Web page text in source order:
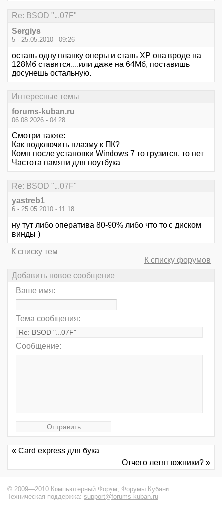
Re: BSOD "...07F"
Sergiys
5 - 25.05.2010 - 09:26
оставь одну планку оперы и ставь ХР она вроде на
128Мб ставится....или даже на 64Мб, поставишь
досунешь остальную.
Интересные темы
forums-kuban.ru
06.08.2026 - 04:28
Смотри также:
Как подключить плазму к ПК?
Комп после установки Windows 7 то грузится, то нет
Частота памяти для ноутбука
Re: BSOD "...07F"
yastreb1
6 - 25.05.2010 - 11:18
ну тут либо оператива 80-90% либо что то с диском
винды )
К списку тем
К списку форумов
Добавить новое сообщение
Ваше имя:
Тема сообщения:
Сообщение:
« Card express для бука
Отчего летят южники? »
© 2009—2010 Компьютерный Форум, Форумы Кубани
Техническая поддержка: support@forums-kuban.ru